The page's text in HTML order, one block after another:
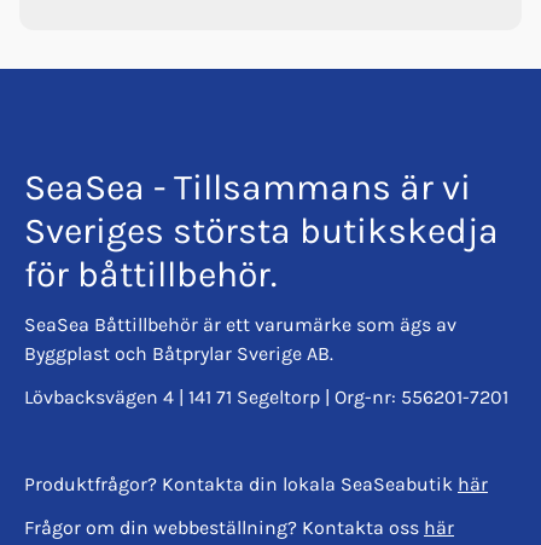
SeaSea - Tillsammans är vi
Sveriges största butikskedja
för båttillbehör.
SeaSea Båttillbehör är ett varumärke som ägs av
Byggplast och Båtprylar Sverige AB.
Lövbacksvägen 4 | 141 71 Segeltorp | Org-nr: 556201-7201
Produktfrågor? Kontakta din lokala SeaSeabutik här
Frågor om din webbeställning? Kontakta oss här